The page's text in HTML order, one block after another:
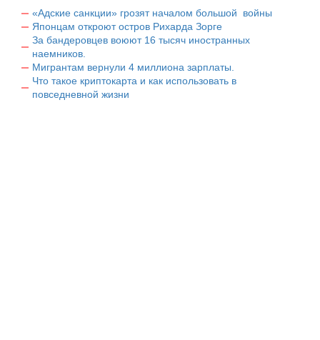
«Адские санкции» грозят началом большой войны
Японцам откроют остров Рихарда Зорге
За бандеровцев воюют 16 тысяч иностранных
наемников.
Мигрантам вернули 4 миллиона зарплаты.
Что такое криптокарта и как использовать в
повседневной жизни